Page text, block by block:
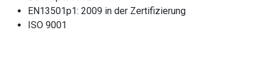
EN13501p1: 2009 in der Zertifizierung
ISO 9001